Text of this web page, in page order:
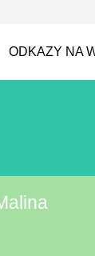
ODKAZY NA